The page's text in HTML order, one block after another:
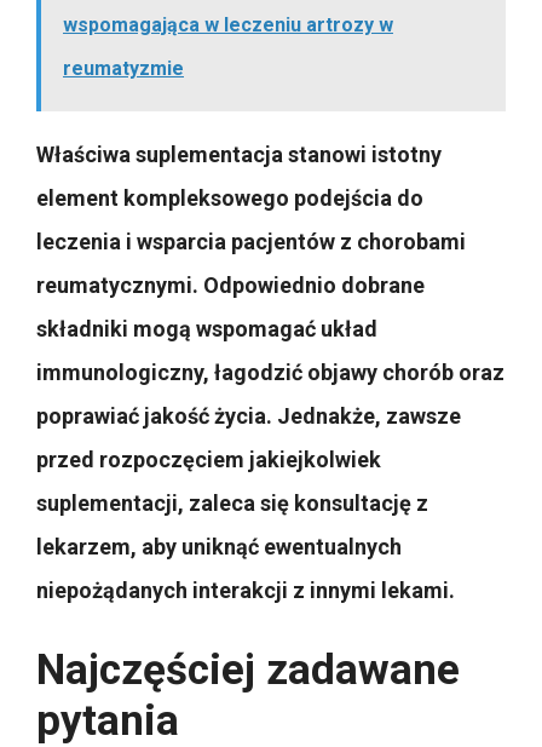
wspomagająca w leczeniu artrozy w
reumatyzmie
Właściwa suplementacja stanowi istotny
element kompleksowego podejścia do
leczenia i wsparcia pacjentów z chorobami
reumatycznymi. Odpowiednio dobrane
składniki mogą wspomagać układ
immunologiczny, łagodzić objawy chorób oraz
poprawiać jakość życia. Jednakże, zawsze
przed rozpoczęciem jakiejkolwiek
suplementacji, zaleca się konsultację z
lekarzem, aby uniknąć ewentualnych
niepożądanych interakcji z innymi lekami.
Najczęściej zadawane
pytania